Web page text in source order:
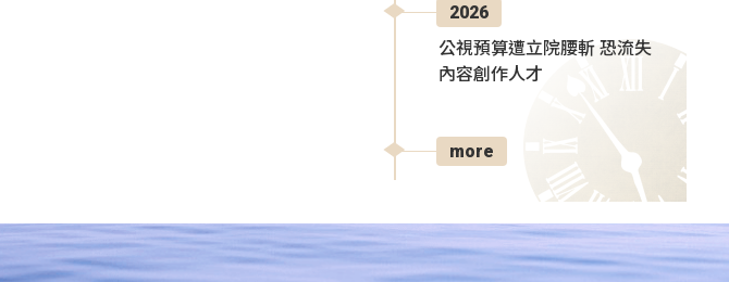
2026
公視預算遭立院腰斬 恐流失
內容創作人才
more